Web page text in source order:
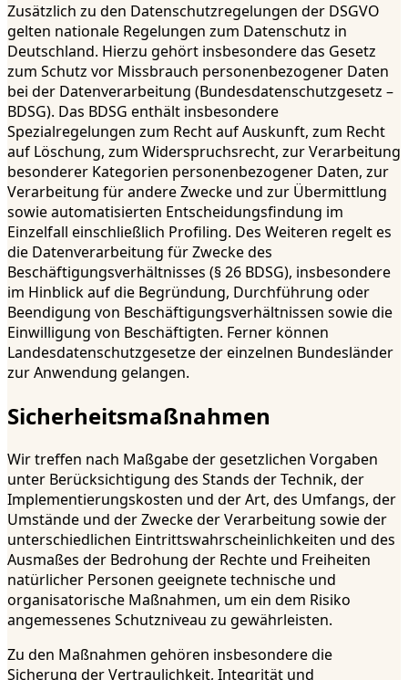
Zusätzlich zu den Datenschutzregelungen der DSGVO
gelten nationale Regelungen zum Datenschutz in
Deutschland. Hierzu gehört insbesondere das Gesetz
zum Schutz vor Missbrauch personenbezogener Daten
bei der Datenverarbeitung (Bundesdatenschutzgesetz –
BDSG). Das BDSG enthält insbesondere
Spezialregelungen zum Recht auf Auskunft, zum Recht
auf Löschung, zum Widerspruchsrecht, zur Verarbeitung
besonderer Kategorien personenbezogener Daten, zur
Verarbeitung für andere Zwecke und zur Übermittlung
sowie automatisierten Entscheidungsfindung im
Einzelfall einschließlich Profiling. Des Weiteren regelt es
die Datenverarbeitung für Zwecke des
Beschäftigungsverhältnisses (§ 26 BDSG), insbesondere
im Hinblick auf die Begründung, Durchführung oder
Beendigung von Beschäftigungsverhältnissen sowie die
Einwilligung von Beschäftigten. Ferner können
Landesdatenschutzgesetze der einzelnen Bundesländer
zur Anwendung gelangen.
Sicherheitsmaßnahmen
Wir treffen nach Maßgabe der gesetzlichen Vorgaben
unter Berücksichtigung des Stands der Technik, der
Implementierungskosten und der Art, des Umfangs, der
Umstände und der Zwecke der Verarbeitung sowie der
unterschiedlichen Eintrittswahrscheinlichkeiten und des
Ausmaßes der Bedrohung der Rechte und Freiheiten
natürlicher Personen geeignete technische und
organisatorische Maßnahmen, um ein dem Risiko
angemessenes Schutzniveau zu gewährleisten.
Zu den Maßnahmen gehören insbesondere die
Sicherung der Vertraulichkeit, Integrität und